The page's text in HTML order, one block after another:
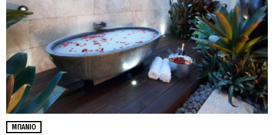
ΜΠΆΝΙΟ